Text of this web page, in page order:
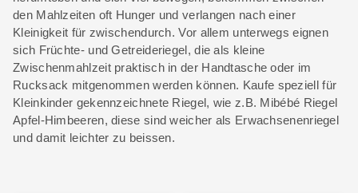
den Mahlzeiten oft Hunger und verlangen nach einer
Kleinigkeit für zwischendurch. Vor allem unterwegs eignen
sich Früchte- und Getreideriegel, die als kleine
Zwischenmahlzeit praktisch in der Handtasche oder im
Rucksack mitgenommen werden können. Kaufe speziell für
Kleinkinder gekennzeichnete Riegel, wie z.B. Mibébé Riegel
Apfel-Himbeeren, diese sind weicher als Erwachsenenriegel
und damit leichter zu beissen.